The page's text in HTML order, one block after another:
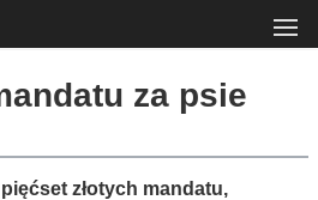
za psie
złotych mandatu,